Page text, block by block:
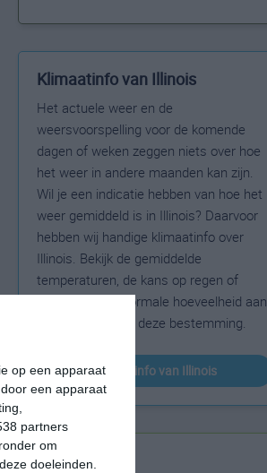
op een apparaat
een apparaat
partners
om
doeleinden.
Klimaatinfo van Illinois
Het actuele weer en de
weersvoorspelling voor de komende
dagen of weken zeggen niets over hoe
het weer in andere maanden kan zijn.
Wil je een indicatie hebben van hoe het
weer gemiddeld is in Illinois? Daarvoor
hebben wij handige klimaatinfo over
Illinois. Bekijk de gemiddelde
temperaturen, de kans op regen of
sneeuw en de normale hoeveelheid aan
zonneschijn voor deze bestemming.
klimaatinfo van Illinois
Beste reistijd